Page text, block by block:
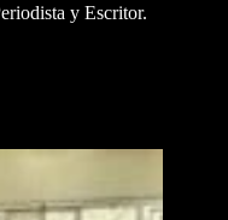
y Escritor.